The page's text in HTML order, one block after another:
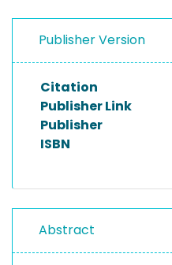
Publisher Version
Citation
Publisher Link
Publisher
ISBN
Abstract